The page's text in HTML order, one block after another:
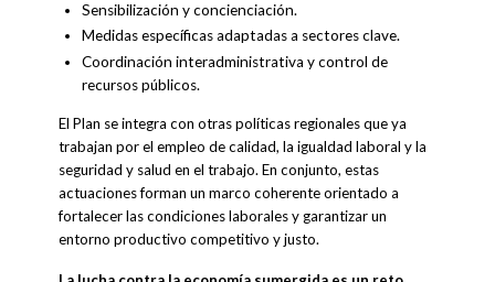
Sensibilización y concienciación.
Medidas específicas adaptadas a sectores clave.
Coordinación interadministrativa y control de
recursos públicos.
El Plan se integra con otras políticas regionales que ya
trabajan por el empleo de calidad, la igualdad laboral y la
seguridad y salud en el trabajo. En conjunto, estas
actuaciones forman un marco coherente orientado a
fortalecer las condiciones laborales y garantizar un
entorno productivo competitivo y justo.